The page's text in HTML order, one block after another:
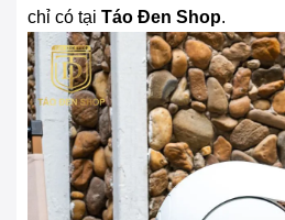
chỉ có tại Táo Đen Shop.